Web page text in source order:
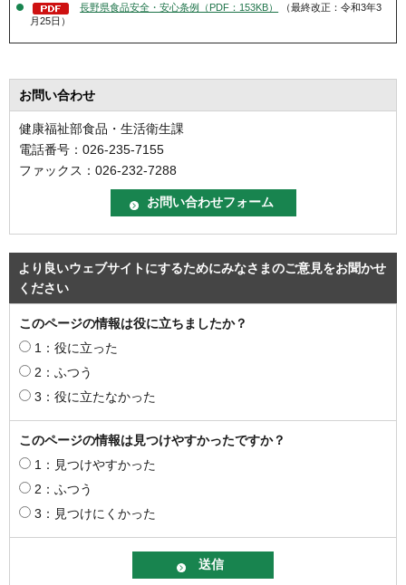
長野県食品安全・安心条例（PDF：153KB）
（最終改正：令和3年3
月25日）
お問い合わせ
健康福祉部食品・生活衛生課
電話番号：026-235-7155
ファックス：026-232-7288
より良いウェブサイトにするためにみなさまのご意見をお聞かせ
ください
このページの情報は役に立ちましたか？
1：役に立った
2：ふつう
3：役に立たなかった
このページの情報は見つけやすかったですか？
1：見つけやすかった
2：ふつう
3：見つけにくかった